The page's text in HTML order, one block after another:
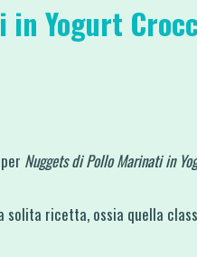
Yogurt
Nuggets di Pollo Marinati in
solita ricetta, ossia quella